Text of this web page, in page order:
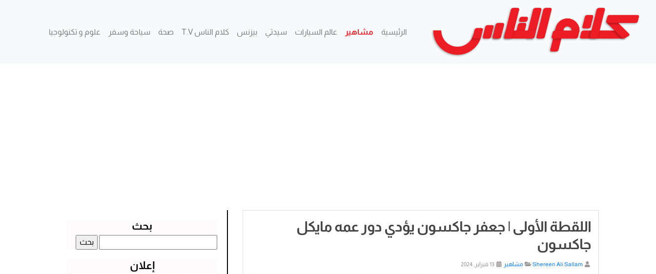
الرئيسية مشاهير عالم السيارات سيدتي بيزنس كلام الناس T.V صحة سياحة وسفر علوم و تكنولوجيا
اللقطة الأولى | جعفر جاكسون يؤدي دور عمه مايكل
جاكسون
Shereen Ali Sallam مشاهير
بحث
عن:
إعلان